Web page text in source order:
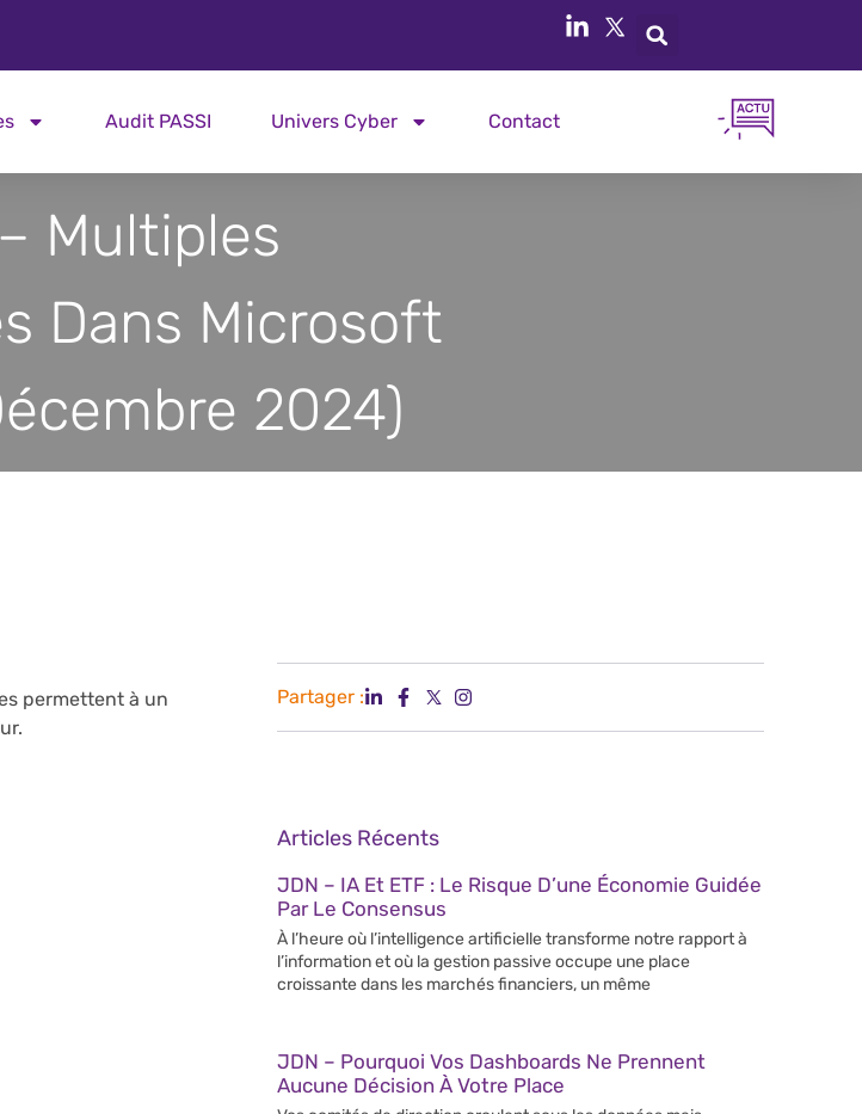
Audit PASSI Univers Cyber Contact
Multiples
Dans Microsoft
2024)
permettent à un
Partager :
Articles Récents
JDN – IA Et ETF : Le Risque D’une Économie Guidée
Par Le Consensus
À l’heure où l’intelligence artificielle transforme notre rapport à
l’information et où la gestion passive occupe une place
croissante dans les marchés financiers, un même
JDN – Pourquoi Vos Dashboards Ne Prennent
Aucune Décision À Votre Place